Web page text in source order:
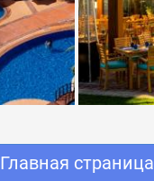
Главная страница